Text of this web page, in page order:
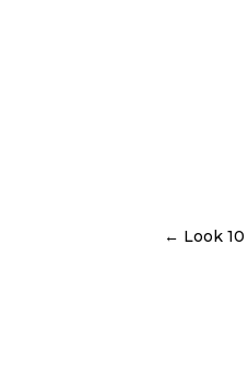
← Look 10